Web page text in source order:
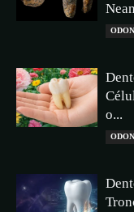
o...